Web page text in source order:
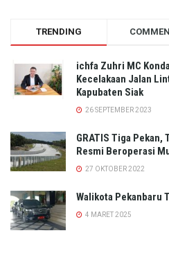
TRENDING
ichfa Zuhri MC
Kecelakaan Jalan
Kapubaten Siak
26 SEPTEMBER 2023
GRATIS Tiga Pekan,
Resmi Beroperasi
27 OKTOBER 2022
Walikota Pekanbaru
4 MARET 2025